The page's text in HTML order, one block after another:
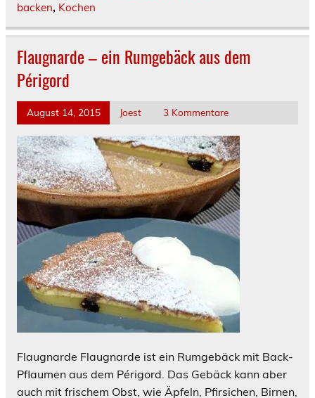
backen, Kochen
Flaugnarde – ein Rumgebäck aus dem
Périgord
August 14, 2015 Joest 3 Kommentare
Flaugnarde Flaugnarde ist ein Rumgebäck mit Back-
Pflaumen aus dem Périgord. Das Gebäck kann aber
auch mit frischem Obst, wie Äpfeln, Pfirsichen, Birnen,